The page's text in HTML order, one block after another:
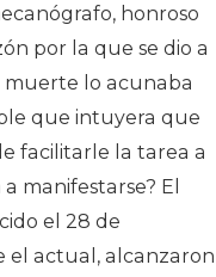
honroso
por la que se dio a
muerte lo acunaba
que intuyera que
facilitarle la tarea a
manifestarse? El
el 28 de
el actual, alcanzaron